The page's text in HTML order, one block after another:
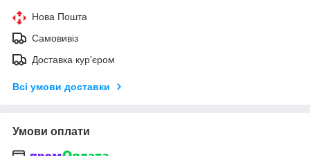
Нова Пошта
Самовивіз
Доставка кур'єром
Всі умови доставки
Умови оплати